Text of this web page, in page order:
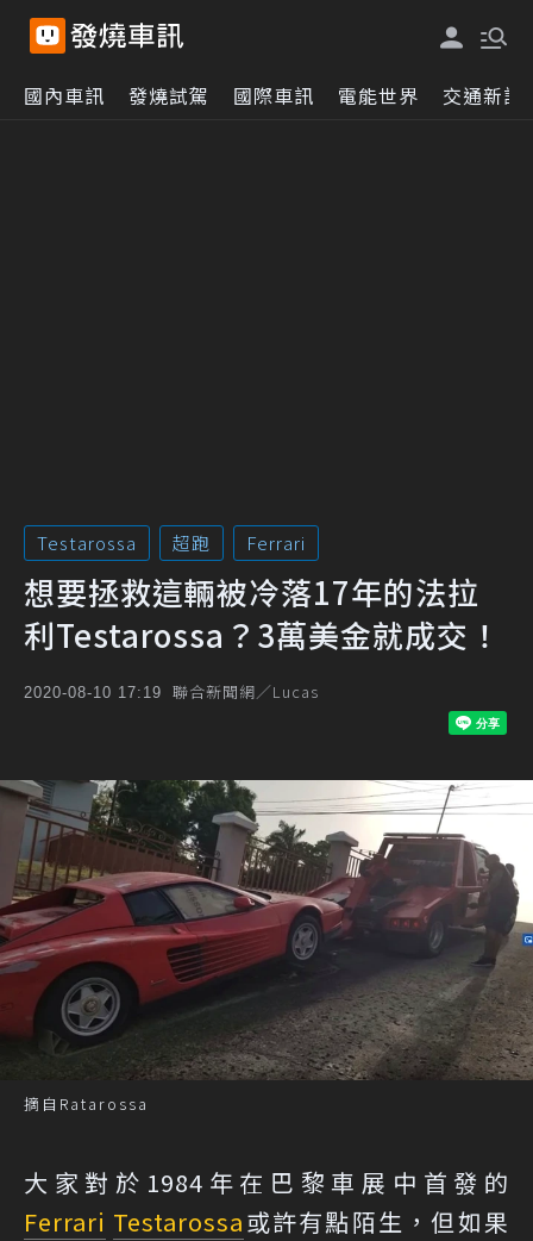
國內車訊 發燒試駕 國際車訊 電能世界 交通新訊
Testarossa 超跑 Ferrari
想要拯救這輛被冷落17年的法拉
利Testarossa？3萬美金就成交！
2020-08-10 17:19 聯合新聞網／Lucas
摘自Ratarossa
大家對於1984年在巴黎車展中首發的
Ferrari Testarossa或許有點陌生，但如果